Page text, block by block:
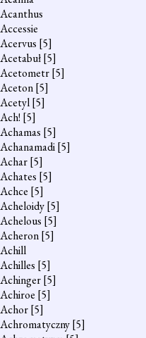
Acanthus
Accessie
Acervus [5]
Acetabuł[5]
Acetometr[5]
Aceton[5]
Acetyl[5]
Ach! [5]
Achamas [5]
Achanamadi[5]
Achar[5]
Achates [5]
Achce [5]
Acheloidy[5]
Achelous [5]
Acheron[5]
Achill
Achilles [5]
Achinger[5]
Achiroe [5]
Achor[5]
Achromatyczny[5]